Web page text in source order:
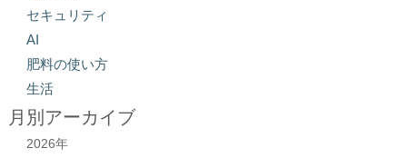
セキュリティ
AI
肥料の使い方
生活
月別アーカイブ
2026年